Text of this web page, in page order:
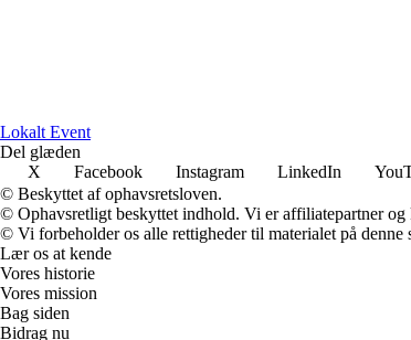
Lokalt Event
Del glæden
X
Facebook Instagram LinkedIn
© Beskyttet af ophavsretsloven.
© Ophavsretligt beskyttet indhold. Vi er affiliatepartner
© Vi forbeholder os alle rettigheder til materialet på
Lær os at kende
Vores historie
Vores mission
Bag siden
Bidrag nu